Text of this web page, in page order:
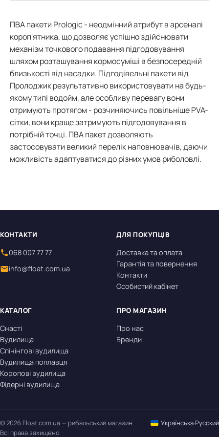
ПВА пакети Prologic - неодмінний атрибут в арсеналі
короп'ятника, що дозволяє успішно здійснювати
механізм точкового подавання підгодовування
шляхом розташування кормосуміші в безпосередній
близькості від насадки. Підгодівельні пакети від
Пролоджик результативно використовувати на будь-
якому типі водойм, але особливу перевагу вони
отримують протягом - розчиняючись повільніше PVA-
сітки, вони краще затримують підгодовування в
потрібній точці. ПВА пакет дозволяють
застосовувати великий перелік наповнювачів, даючи
можливість адаптуватися до різних умов риболовлі.
КОНТАКТИ
068 007 77 77
info@float.com.ua
ДЛЯ ПОКУПЦІВ
Доставка та оплата
Гарантія та повернення
Контакти
Особистий кабінет
КАТАЛОГ
Снасті
Вудилища
Спінінгові вудилища
Вудилища поплавця
Коропові вудилища
Фідерні вудилища
ПРО МАГАЗИН
Про нас
Бренди
© 2026 Float.com.ua — рибальський магазин Українська·Русский
Всі права захищено